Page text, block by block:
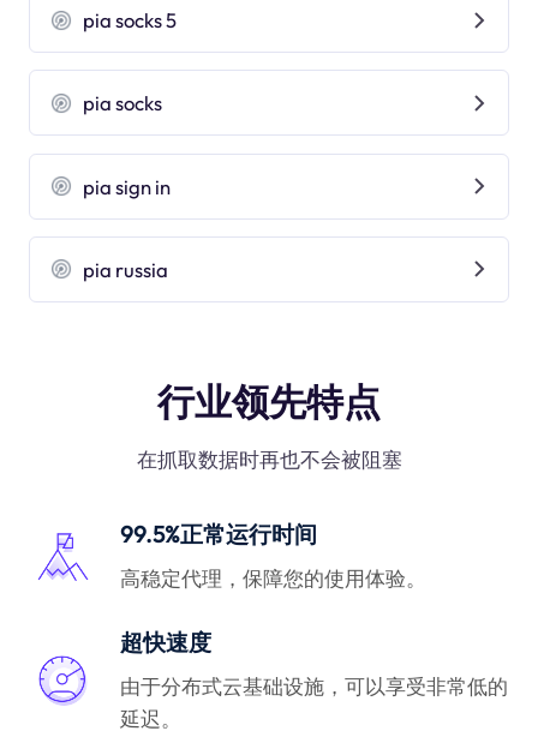
pia socks 5
pia socks
pia sign in
pia russia
行业领先特点
在抓取数据时再也不会被阻塞
99.5%正常运行时间
高稳定代理，保障您的使用体验。
超快速度
由于分布式云基础设施，可以享受非常低的
延迟。